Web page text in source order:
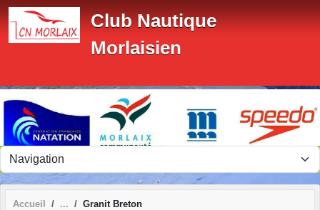
Club Nautique
Morlaisien
Accueil Granit Breton
Panneau de gestion des cookies